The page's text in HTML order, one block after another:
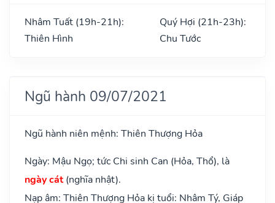
Nhâm Tuất (19h-21h):
Thiên Hình
Quý Hợi (21h-23h):
Chu Tước
Ngũ hành 09/07/2021
Ngũ hành niên mệnh: Thiên Thượng Hỏa
Ngày: Mậu Ngọ; tức Chi sinh Can (Hỏa, Thổ), là
ngày cát(nghĩa nhật).
Nạp âm: Thiên Thượng Hỏa kị tuổi: Nhâm Tý, Giáp